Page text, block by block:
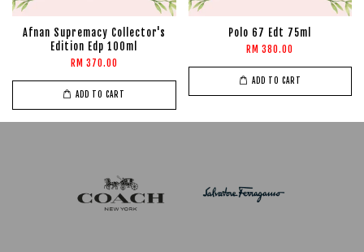
Afnan Supremacy Collector's
Edition Edp 100ml
RM 370.00
ADD TO CART
Polo 67 Edt 75ml
RM 380.00
ADD TO CART